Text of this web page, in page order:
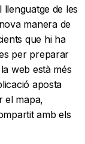
de les
manera de
que hi ha
per preparar
web està més
aposta
el mapa,
amb els